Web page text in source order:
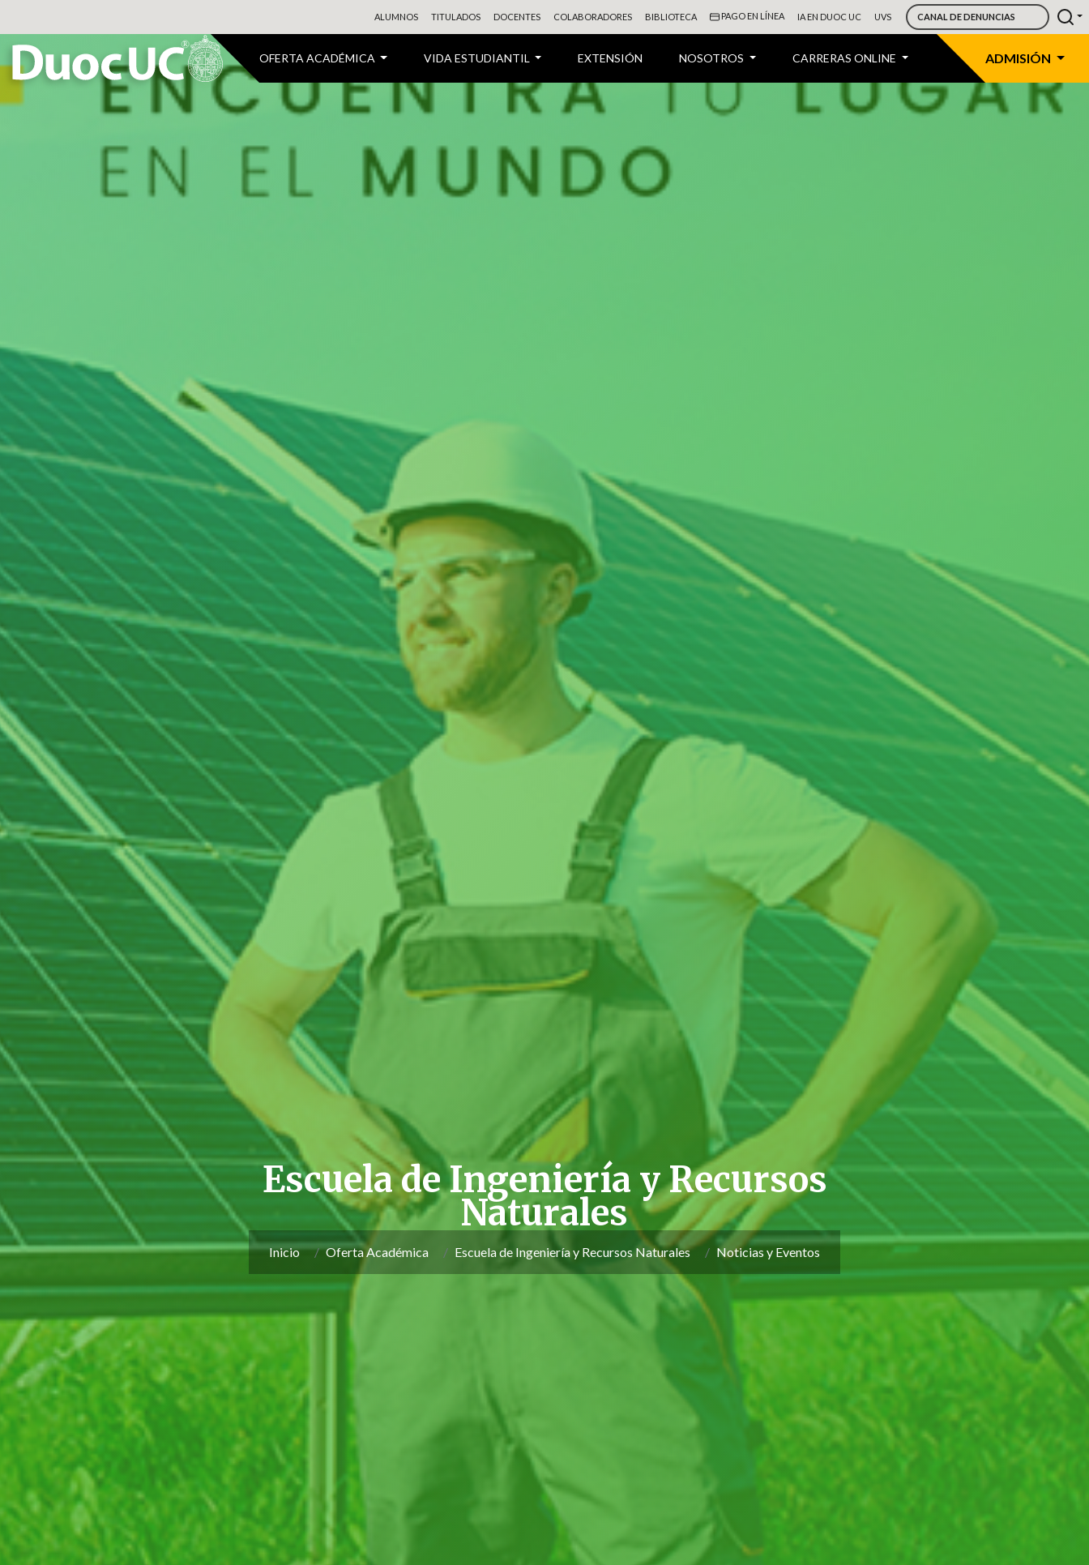
OFERTA ACADÉMICA VIDA ESTUDIANTIL EXTENSIÓN NOSOTROS CARRERAS ONLINE ADMISIÓN
ALUMNOS TITULADOS DOCENTES COLABORADORES BIBLIOTECA PAGO EN LÍNEA IA EN DUOC UC UVS CANAL DE DENUNCIAS
Escuela de Ingeniería y Recursos
Naturales
Inicio Oferta Académica Escuela de Ingeniería y Recursos Naturales Noticias y Eventos